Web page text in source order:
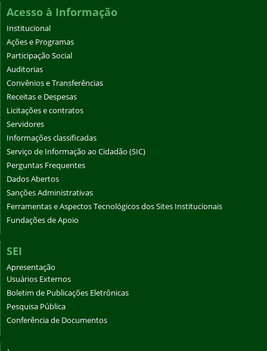
Acesso à Informação
Institucional
Ações e Programas
Participação Social
Auditorias
Convênios e Transferências
Receitas e Despesas
Licitações e contratos
Servidores
Informações classificadas
Serviço de Informação ao Cidadão (SIC)
Perguntas Frequentes
Dados Abertos
Sanções Administrativas
Ferramentas e Aspectos Tecnológicos dos Sites Institucionais
Fundações de Apoio
SEI
Apresentação
Usuários Externos
Boletim de Publicações Eletrônicas
Pesquisa Pública
Conferência de Documentos